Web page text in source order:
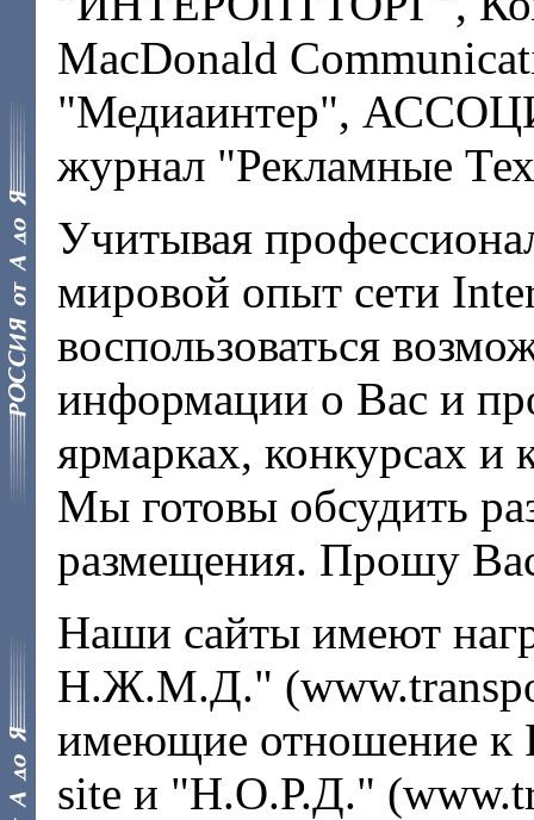
MacDonald
"Медиаинтер",
журнал "Рекламные
Учитывая
мировой опыт сети
воспользоваться
информации о Вас и
ярмарках, конкурсах и
Мы готовы обсудить
размещения. Прошу
Наши сайты имеют
Н.Ж.М.Д."
имеющие отношение к
site и "Н.О.Р.Д."